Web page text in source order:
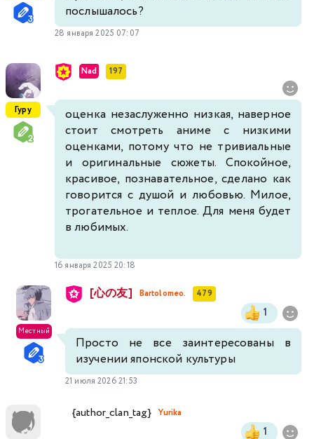
послышалось?
28 января 2025 07:07
Гуру
Nad 197
оценка незаслуженно низкая, наверное
стоит смотреть аниме с низкими
оценками, потому что не тривиальные
и оригинальные сюжеты. Спокойное,
красивое, познавательное, сделано как
говорится с душой и любовью. Милое,
трогательное и теплое. Для меня будет
в любимых.
16 января 2025 20:18
Местный
[心の友] Bartolomeo. 479
1
Просто не все заинтересованы в
изучении японской культуры
21 июля 2026 21:53
{author_clan_tag} Yurika
1